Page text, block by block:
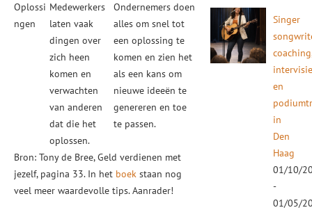
Oplossi
ngen
Medewerkers
laten vaak
dingen over
zich heen
komen en
verwachten
van anderen
dat die het
oplossen.
Ondernemers doen
alles om snel tot
een oplossing te
komen en zien het
als een kans om
nieuwe ideeën te
genereren en toe
te passen.
Bron: Tony de Bree, Geld verdienen met
jezelf, pagina 33. In het boek staan nog
veel meer waardevolle tips. Aanrader!
Singer
en
in
Den
Haag
01/10/
-
01/05/